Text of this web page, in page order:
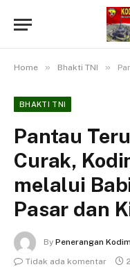
Home » Bhakti TNI »
BHAKTI TNI
Pantau
Curak,
melalui
Pasar dan
By Penerangan
Tidak ada komentar